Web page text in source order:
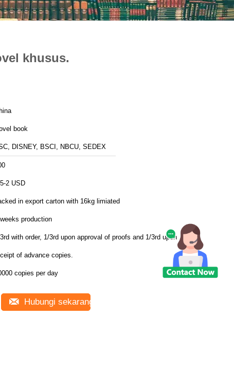
khusus.
book
DISNEY, BSCI, NBCU, SEDEX
2 USD
in export carton with 16kg limiated
production
with order, 1/3rd upon approval of proofs and 1/3rd upon
of advance copies.
copies per day
Hubungi sekarang